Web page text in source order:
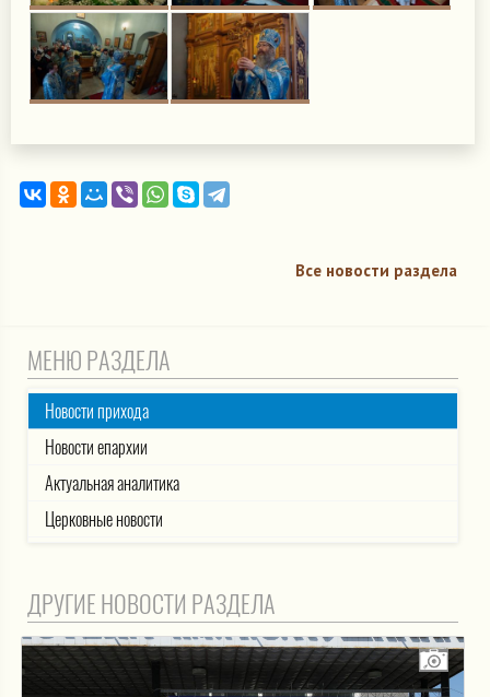
Все новости раздела
МЕНЮ РАЗДЕЛА
Новости прихода
Новости епархии
Актуальная аналитика
Церковные новости
ДРУГИЕ НОВОСТИ РАЗДЕЛА